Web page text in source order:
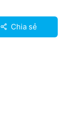
Chia sẻ